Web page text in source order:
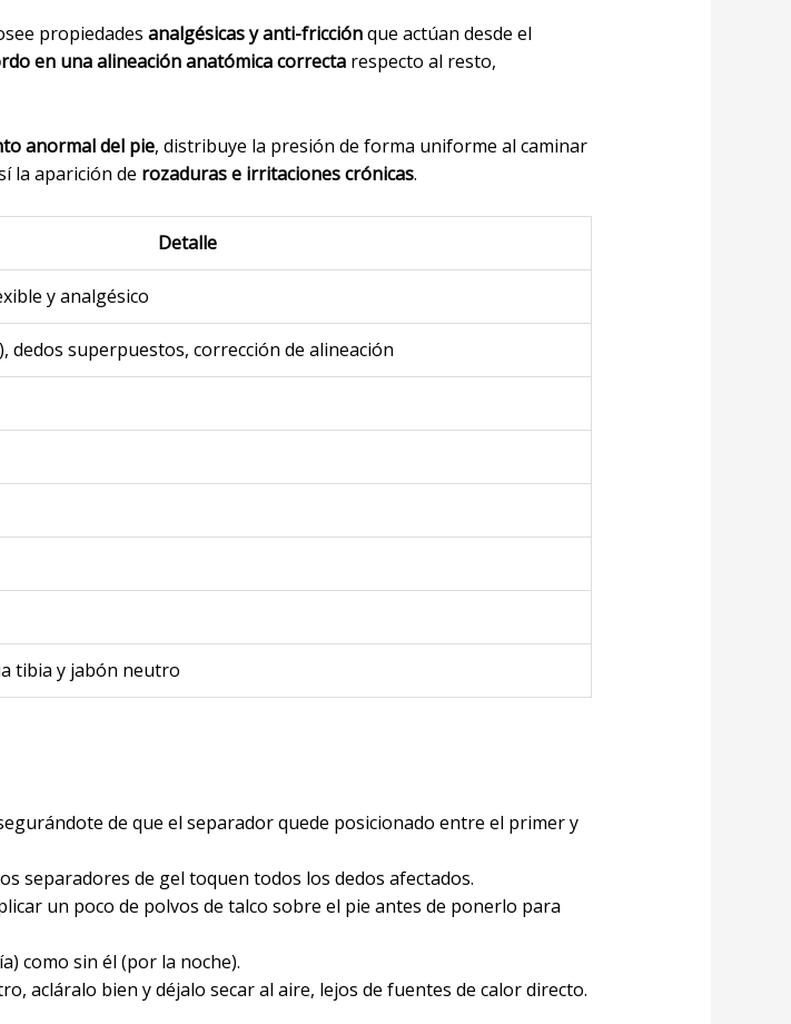
propiedades analgésicas y anti-fricciónque actúan desde el
en una alineación anatómica correctarespecto al resto,
anormal del pie, distribuye la presión de forma uniforme al caminar
la aparición de rozaduras e irritaciones crónicas.
Detalle
y analgésico
dedos superpuestos, corrección de alineación
tibia y jabón neutro
de que el separador quede posicionado entre el primer y
separadores de gel toquen todos los dedos afectados.
un poco de polvos de talco sobre el pie antes de ponerlo para
como sin él (por la noche).
acláralo bien y déjalo secar al aire, lejos de fuentes de calor directo.